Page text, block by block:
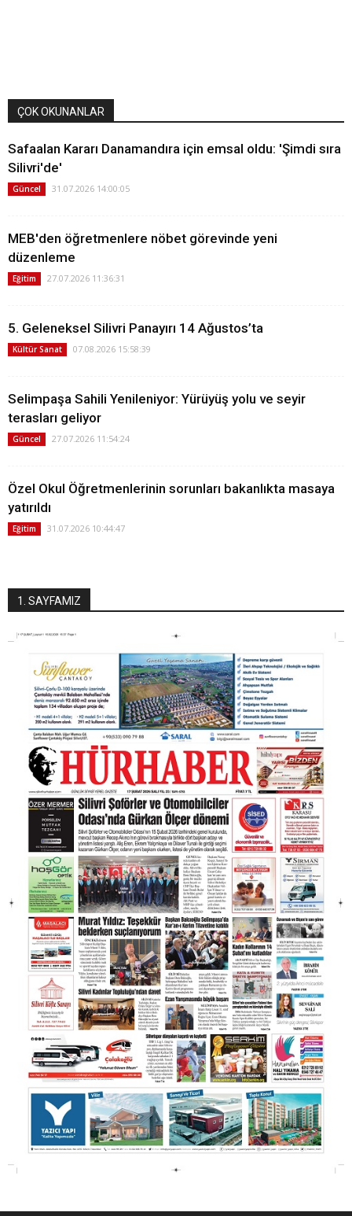
ÇOK OKUNANLAR
Safaalan Kararı Danamandıra için emsal oldu: 'Şimdi sıra
Silivri'de'
Güncel 31.07.2026 14:00:05
MEB'den öğretmenlere nöbet görevinde yeni
düzenleme
Eğitim 27.07.2026 11:36:31
5. Geleneksel Silivri Panayırı 14 Ağustos’ta
Kültür Sanat 07.08.2026 15:58:39
Selimpaşa Sahili Yenileniyor: Yürüyüş yolu ve seyir
terasları geliyor
Güncel 27.07.2026 11:54:24
Özel Okul Öğretmenlerinin sorunları bakanlıkta masaya
yatırıldı
Eğitim 31.07.2026 10:44:47
1. SAYFAMIZ